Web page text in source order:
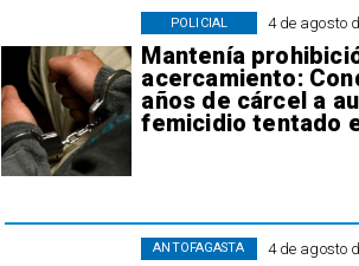
4 de agosto
Mantenía
acercamiento:
años de cárcel a
femicidio tentado
POLICIAL
4 de agosto
ANTOFAGASTA